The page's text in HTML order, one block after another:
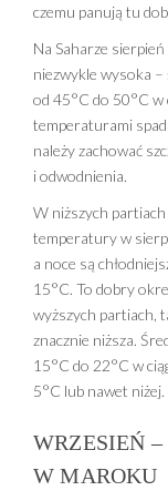
czemu panują tu
Na Saharze
niezwykle wysoka
od 45°C do 50°C w
temperaturami
należy zachować
i odwodnienia.
W niższych
temperatury w
a noce są
15°C. To dobry
wyższych partiach,
znacznie niższa.
15°C do 22°C w
5°C lub nawet niżej.
WRZESIEŃ
W MAROKU